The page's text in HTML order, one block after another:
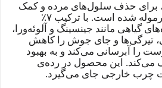
برای حذف سلول‌های مرده و کمک
به روشن‌شدن پوست فرموله شده است. با ترکیب ۷٪
گیاهی مانند جینسینگ و آلوئه‌ورا،
تیرگی‌ها و جای جوش را کاهش
را آبرسانی می‌کند و به بهبود
می‌کند. این محصول در رده‌ی
چرب خارجی جای می‌گیرد.